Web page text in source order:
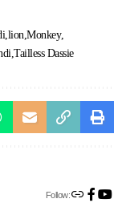
lion Monkey
Tailless Dassie
Follow: